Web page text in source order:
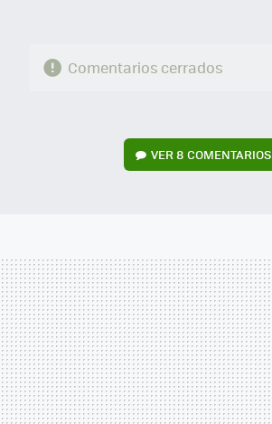
Comentarios cerrados
VER8 COMENTARIOS